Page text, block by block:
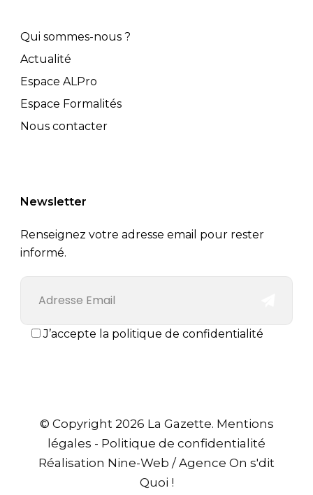
Qui sommes-nous ?
Actualité
Espace ALPro
Espace Formalités
Nous contacter
Newsletter
Renseignez votre adresse email pour rester
informé.
J’accepte la politique de confidentialité
© Copyright 2026 La Gazette. Mentions
légales - Politique de confidentialité
Réalisation Nine-Web / Agence On s'dit
Quoi !